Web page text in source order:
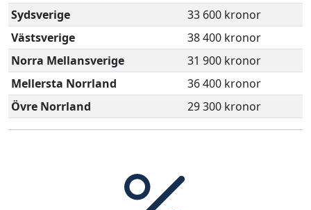
Sydsverige
33 600 kronor
Västsverige
38 400 kronor
Norra Mellansverige
31 900 kronor
Mellersta Norrland
36 400 kronor
Övre Norrland
29 300 kronor